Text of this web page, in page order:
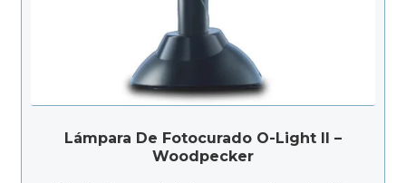
Lámpara De Fotocurado O-Light II –
Woodpecker